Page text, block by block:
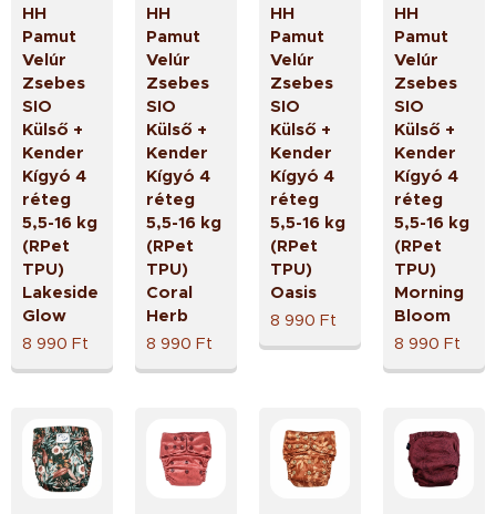
HH
Pamut
Velúr
Zsebes
SIO
Külső +
Kender
Kígyó 4
réteg
5,5-16 kg
(RPet
TPU)
Lakeside
Glow
8 990 Ft
HH
Pamut
Velúr
Zsebes
SIO
Külső +
Kender
Kígyó 4
réteg
5,5-16 kg
(RPet
TPU)
Coral
Herb
8 990 Ft
HH
Pamut
Velúr
Zsebes
SIO
Külső +
Kender
Kígyó 4
réteg
5,5-16 kg
(RPet
TPU)
Oasis
8 990 Ft
HH
Pamut
Velúr
Zsebes
SIO
Külső +
Kender
Kígyó 4
réteg
5,5-16 kg
(RPet
TPU)
Morning
Bloom
8 990 Ft